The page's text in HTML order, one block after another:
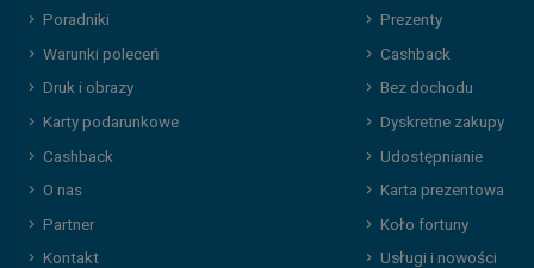
Poradniki
Warunki poleceń
Druk i obrazy
Karty podarunkowe
Cashback
O nas
Partner
Kontakt
Prezenty
Cashback
Bez dochodu
Dyskretne zakupy
Udostępnianie
Karta prezentowa
Koło fortuny
Usługi i nowości